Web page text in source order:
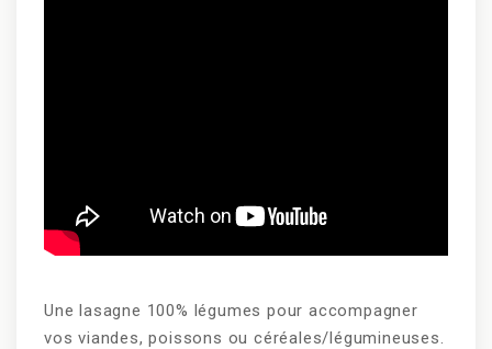
Une lasagne 100% légumes pour accompagner
vos viandes, poissons ou céréales/légumineuses.